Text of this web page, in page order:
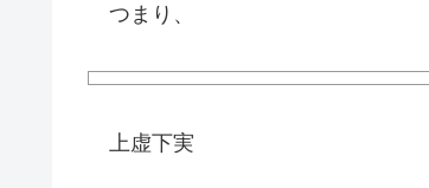
つまり、
上虚下実